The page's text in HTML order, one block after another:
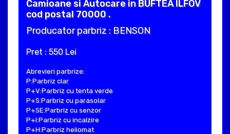
Camioane si Autocare in BUFTEA ILFOV
cod postal 70000 .
Producator parbriz : BENSON
Pret : 550 Lei
Abrevieri parbrize:
P:Parbriz clar
P+V:Parbriz cu tenta verde
P+S:Parbriz cu parasolar
P+SE:Parbriz cu senzor
P+I:Parbriz cu incalzire
P+H:Parbriz heliomat